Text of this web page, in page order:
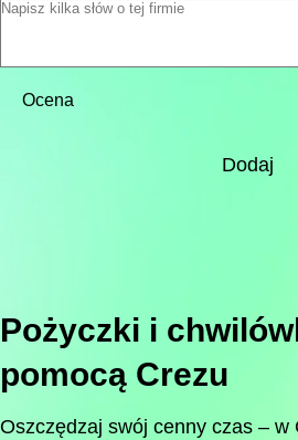
Ocena
Dodaj
Pożyczki i
pomocą Crezu
Oszczędzaj swój cenny czas – w